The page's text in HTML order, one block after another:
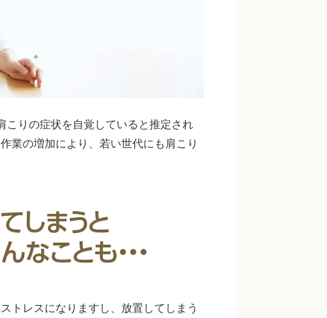
りの症状を自覚していると推定され
業の増加により、若い世代にも肩こり
トレスになりますし、放置してしまう